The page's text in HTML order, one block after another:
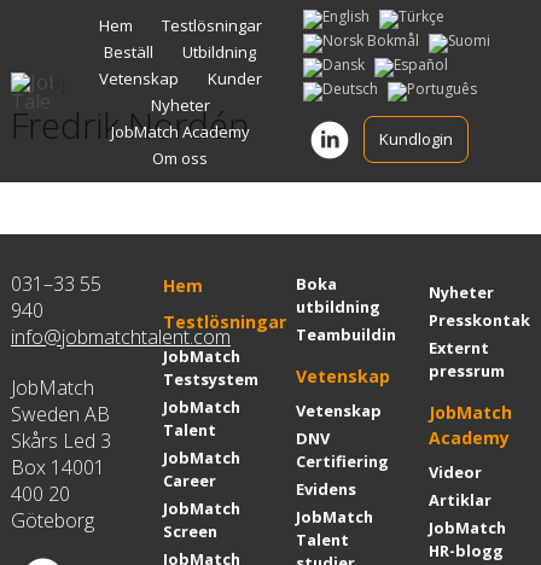
Gå
vidare
till
innehåll
Hem
Testlösningar
Beställ
Utbildning
Vetenskap
Kunder
Nyheter
JobMatch Academy
Om oss
Kundlogin
29 maj
Fredrik Nordén
031–33 55
940
info@jobmatchtalent.com
JobMatch
Sweden AB
Skårs Led 3
Box 14001
400 20
Göteborg
Hem
Testlösningar
JobMatch
Testsystem
JobMatch
Talent
JobMatch
Career
JobMatch
Screen
JobMatch
Boka
utbildning
Teambuilding
Vetenskap
Vetenskap
DNV
Certifiering
Evidens
JobMatch
Talent
Nyheter
Presskontakt
Externt
pressrum
JobMatch
Academy
Videor
Artiklar
JobMatch
HR-blogg